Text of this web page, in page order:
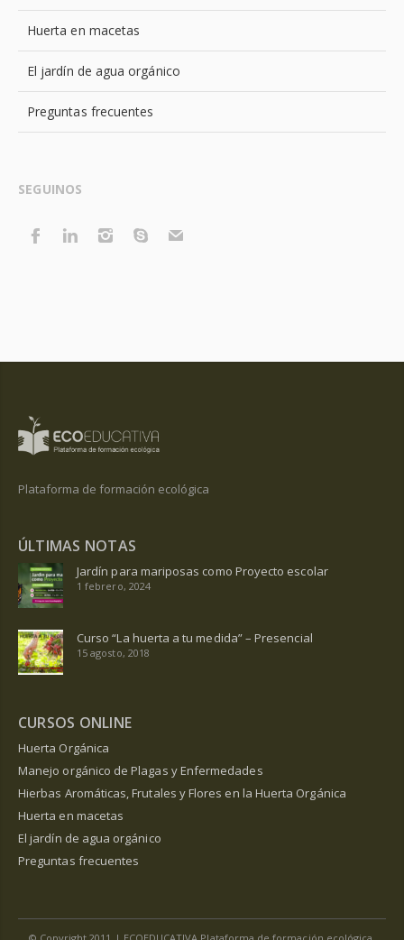
Huerta en macetas
El jardín de agua orgánico
Preguntas frecuentes
SEGUINOS
Plataforma de formación ecológica
ÚLTIMAS NOTAS
Jardín para mariposas como Proyecto escolar
1 febrero, 2024
Curso “La huerta a tu medida” – Presencial
15 agosto, 2018
CURSOS ONLINE
Huerta Orgánica
Manejo orgánico de Plagas y Enfermedades
Hierbas Aromáticas, Frutales y Flores en la Huerta Orgánica
Huerta en macetas
El jardín de agua orgánico
Preguntas frecuentes